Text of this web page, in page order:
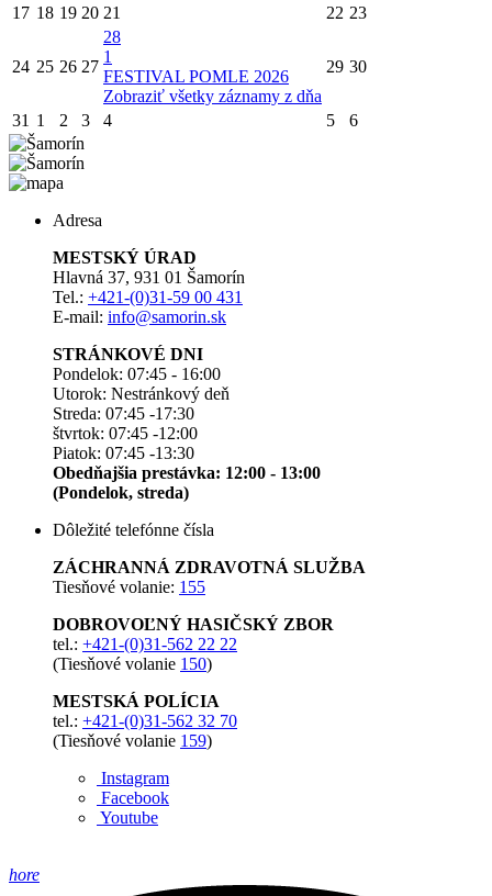
17 18 19 20 21 22 23
24 25 26 27
28
1
FESTIVAL POMLE 2026
Zobraziť všetky záznamy z dňa
29 30
31 1 2 3 4 5 6
Adresa
MESTSKÝ ÚRAD
Hlavná 37, 931 01 Šamorín
Tel.: +421-(0)31-59 00 431
E-mail: info@samorin.sk
STRÁNKOVÉ DNI
Pondelok: 07:45 - 16:00
Utorok: Nestránkový deň
Streda: 07:45 -17:30
štvrtok: 07:45 -12:00
Piatok: 07:45 -13:30
Obedňajšia prestávka: 12:00 - 13:00
(Pondelok, streda)
Dôležité telefónne čísla
ZÁCHRANNÁ ZDRAVOTNÁ SLUŽBA
Tiesňové volanie: 155
DOBROVOĽNÝ HASIČSKÝ ZBOR
tel.: +421-(0)31-562 22 22
(Tiesňové volanie 150)
MESTSKÁ POLÍCIA
tel.: +421-(0)31-562 32 70
(Tiesňové volanie 159)
Instagram
Facebook
Youtube
hore